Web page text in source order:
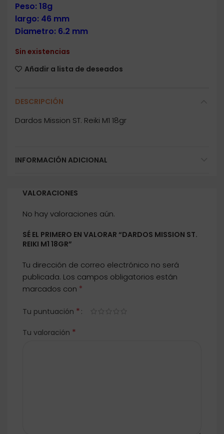
Peso: 18g
largo: 46 mm
Diametro: 6.2 mm
Sin existencias
Añadir a lista de deseados
DESCRIPCIÓN
Dardos Mission ST. Reiki M1 18gr
INFORMACIÓN ADICIONAL
VALORACIONES
No hay valoraciones aún.
SÉ EL PRIMERO EN VALORAR “DARDOS MISSION ST.
REIKI M1 18GR”
Tu dirección de correo electrónico no será
publicada. Los campos obligatorios están
marcados con *
Tu puntuación *
Tu valoración *